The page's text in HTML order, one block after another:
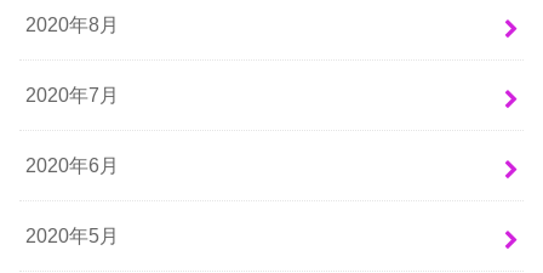
2020年8月
2020年7月
2020年6月
2020年5月